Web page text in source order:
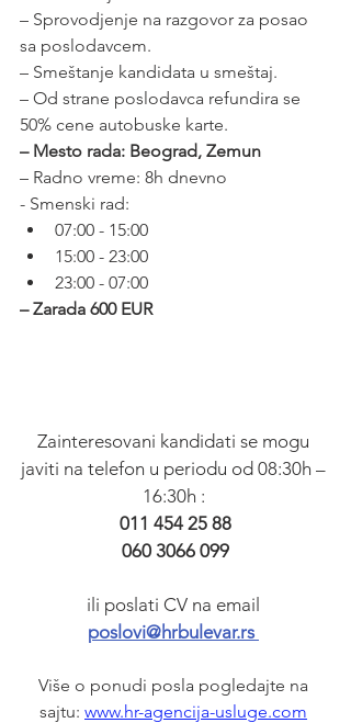
– Sprovodjenje na razgovor za posao
sa poslodavcem.
– Smeštanje kandidata u smeštaj.
– Od strane poslodavca refundira se
50% cene autobuske karte.
– Mesto rada: Beograd, Zemun
– Radno vreme: 8h dnevno
- Smenski rad:
07:00 - 15:00
15:00 - 23:00
23:00 - 07:00
– Zarada 600 EUR
Zainteresovani kandidati se mogu
javiti na telefon u periodu od 08:30h –
16:30h :
011 454 25 88
060 3066 099
ili poslati CV na email
poslovi@hrbulevar.rs
Više o ponudi posla pogledajte na
sajtu: www.hr-agencija-usluge.com